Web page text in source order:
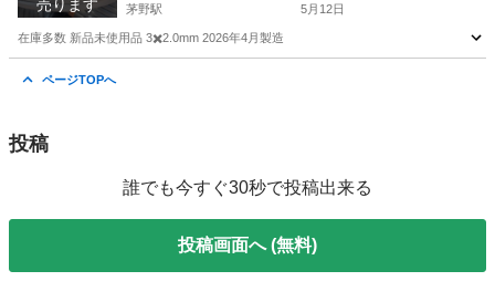
売ります 茅野駅 5月12日
在庫多数 新品未使用品 3✖️2.0mm 2026年4月製造
ページTOPへ
投稿
誰でも今すぐ30秒で投稿出来る
投稿画面へ (無料)